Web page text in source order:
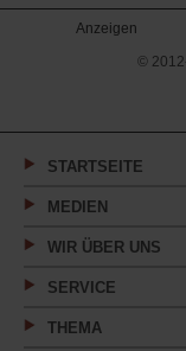
Anzeigen
©
STARTSEITE
MEDIEN
WIR ÜBER UNS
SERVICE
THEMA